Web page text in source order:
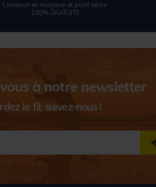
Livraison en magasin et point relais
100% GRATUITE
à notre newsletter
le fil, suivez-nous !